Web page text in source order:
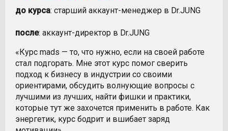
до курса: старший аккаунт-менеджер в Dr.JUNG
после: аккаунт-директор в Dr.JUNG
«Курс mads — то, что нужно, если на своей работе
стал подгорать. Мне этот курс помог сверить
подход к бизнесу в индустрии со своими
ориентирами, обсудить волнующие вопросы с
лучшими из лучших, найти фишки и практики,
которые тут же захочется применить в работе. Как
энергетик, курс бодрит и вшибает заряд